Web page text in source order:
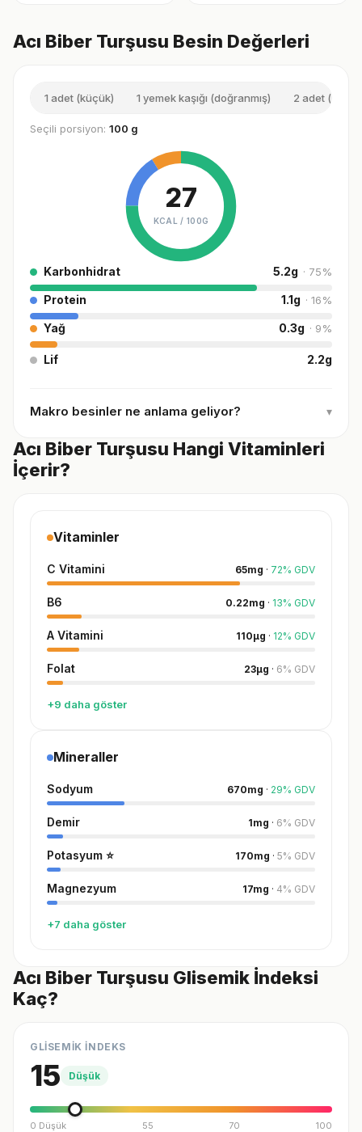
Acı Biber Turşusu Besin Değerleri
1 adet (küçük) 1 yemek kaşığı (doğranmış) 2 adet (orta)
Seçili porsiyon: 100 g
27
KCAL / 100G
Karbonhidrat 5.2g · 75%
Protein 1.1g · 16%
Yağ 0.3g · 9%
Lif 2.2g
Makro besinler ne anlama geliyor? ▾
Acı Biber Turşusu Hangi Vitaminleri
İçerir?
Vitaminler
C Vitamini 65mg · 72% GDV
B6 0.22mg · 13% GDV
A Vitamini 110µg · 12% GDV
Folat 23µg · 6% GDV
+9 daha göster
Mineraller
Sodyum 670mg · 29% GDV
Demir 1mg · 6% GDV
Potasyum ⭐ 170mg · 5% GDV
Magnezyum 17mg · 4% GDV
+7 daha göster
Acı Biber Turşusu Glisemik İndeksi
Kaç?
GLİSEMİK İNDEKS
15 Düşük
0 Düşük 55 70 100